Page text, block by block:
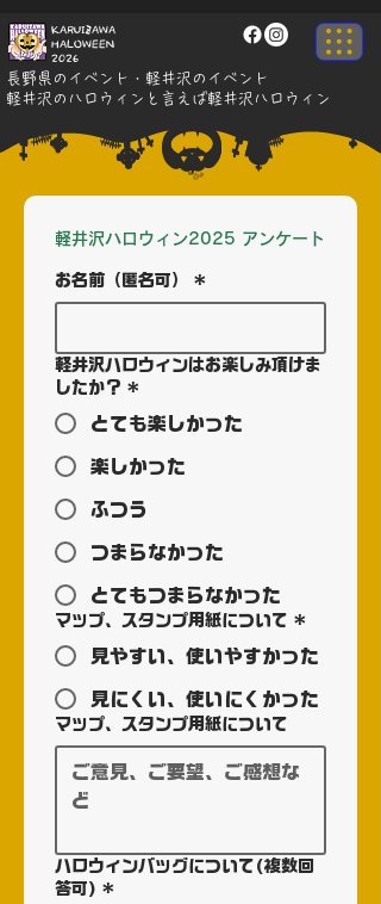
KARUIZAWA
HALOWEEN
2026
長野県のイベント・軽井沢のイベント
軽井沢のハロウィンと言えば軽井沢ハロウィン
軽井沢ハロウィン2025 アンケート
お名前（匿名可） *
軽井沢ハロウィンはお楽しみ頂けま
したか？ *
とても楽しかった
楽しかった
ふつう
つまらなかった
とてもつまらなかった
マップ、スタンプ用紙について *
見やすい、使いやすかった
見にくい、使いにくかった
マップ、スタンプ用紙について
ハロウィンバッグについて(複数回
答可) *